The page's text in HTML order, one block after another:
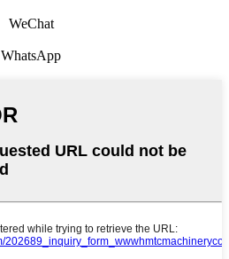
WeChat
WhatsApp